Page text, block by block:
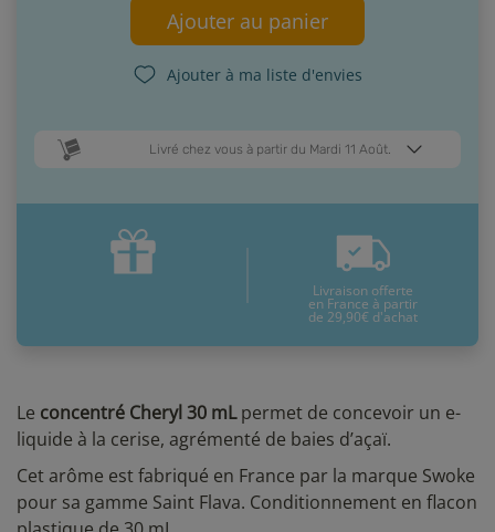
Le concentré Cheryl 30 mLpermet de concevoir un e-
liquide à la cerise, agrémenté de baies d’açaï.
Cet arôme est fabriqué en France par la marque Swoke
pour sa gamme Saint Flava. Conditionnement en flacon
Ajouter au panier
Ajouter à ma liste d'envies
Livré chez vous à partir du Mardi 11 Août.
Jeudi 13 Août Mardi 11 Août
* Pour une livraison en France métropolitaine+ d'infos
Livraison offerte
en France à partir
de 29,90€ d'achat